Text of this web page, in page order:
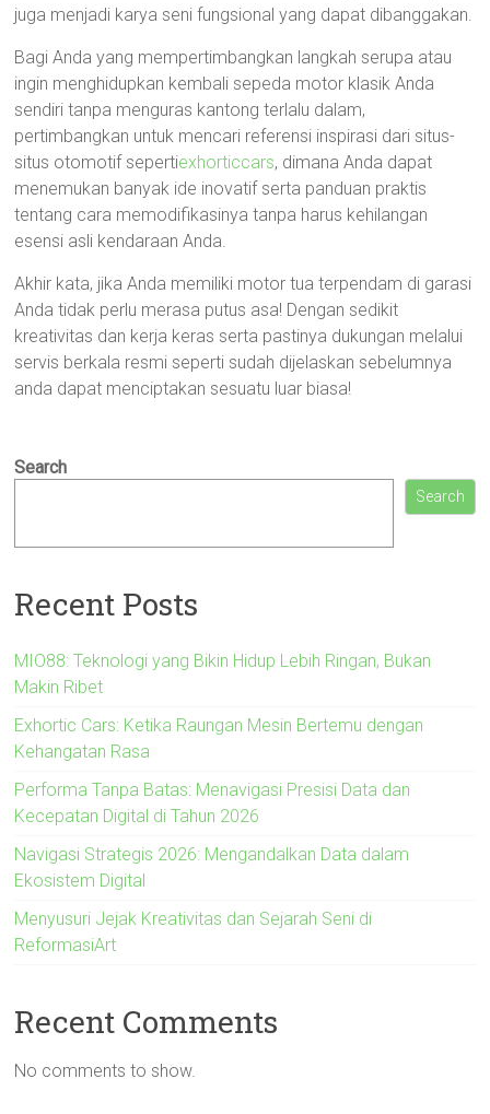
juga menjadi karya seni fungsional yang dapat dibanggakan.
Bagi Anda yang mempertimbangkan langkah serupa atau
ingin menghidupkan kembali sepeda motor klasik Anda
sendiri tanpa menguras kantong terlalu dalam,
pertimbangkan untuk mencari referensi inspirasi dari situs-
situs otomotif sepertiexhorticcars, dimana Anda dapat
menemukan banyak ide inovatif serta panduan praktis
tentang cara memodifikasinya tanpa harus kehilangan
esensi asli kendaraan Anda.
Akhir kata, jika Anda memiliki motor tua terpendam di garasi
Anda tidak perlu merasa putus asa! Dengan sedikit
kreativitas dan kerja keras serta pastinya dukungan melalui
servis berkala resmi seperti sudah dijelaskan sebelumnya
anda dapat menciptakan sesuatu luar biasa!
Search
Search
Recent Posts
MIO88: Teknologi yang Bikin Hidup Lebih Ringan, Bukan
Makin Ribet
Exhortic Cars: Ketika Raungan Mesin Bertemu dengan
Kehangatan Rasa
Performa Tanpa Batas: Menavigasi Presisi Data dan
Kecepatan Digital di Tahun 2026
Navigasi Strategis 2026: Mengandalkan Data dalam
Ekosistem Digital
Menyusuri Jejak Kreativitas dan Sejarah Seni di
ReformasiArt
Recent Comments
No comments to show.